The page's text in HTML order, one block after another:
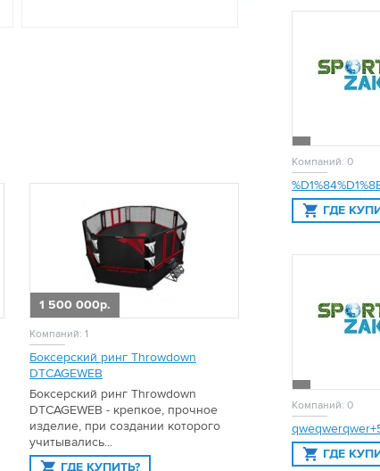
1 500 000р.
Компаний: 1
Боксерский ринг Throwdown
DTCAGEWEB
Боксерский ринг Throwdown
DTCAGEWEB - крепкое, прочное
изделие, при создании которого
учитывались...
ГДЕ КУПИТЬ?
Компаний: 0
ГДЕ
Компаний: 0
ГДЕ